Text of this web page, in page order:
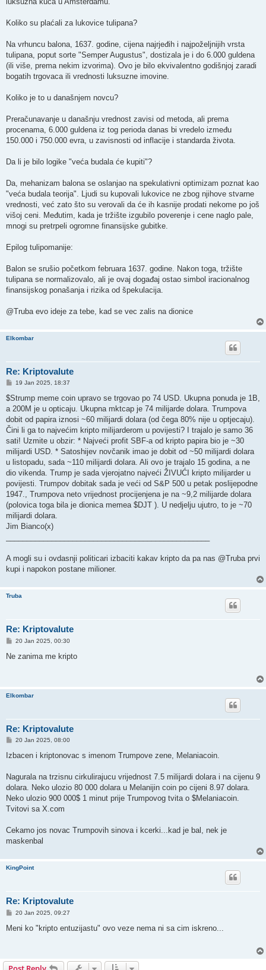
Koliko su plaćali za lukovice tulipana?
Na vrhuncu balona, 1637. godine, cijena najrjeđih i najpoželjnijih vrsta
tulipana, poput sorte "Semper Augustus", dostizala je i do 6.000 guldena
(ili više, prema nekim izvorima). Ovo je bilo ekvivalentno godišnjoj zaradi
bogatih trgovaca ili vrednosti luksuzne imovine.
Koliko je to u današnjem novcu?
Preračunavanje u današnju vrednost zavisi od metoda, ali prema
procenama, 6.000 guldena iz tog perioda danas bi vredelo između
150.000 i 750.000 evra, u zavisnosti od inflacije i standarda života.
Da li je bilo logike "veća budala će kupiti"?
Da, mehanizam balona se oslanjao na spekulativni optimizam poznat kao
"veća budala teorija". Ljudi su kupovali lukovice ne zbog njihove stvarne
vrednosti, već zato što su verovali da će ih kasnije prodati nekome po još
višoj ceni. Međutim, kada je tržište izgubilo poverenje i cene naglo pale,
mnogi su pretrpeli ogromne finansijske gubitke.
Epilog tulipomanije:
Balon se srušio početkom februara 1637. godine. Nakon toga, tržište
tulipana se normalizovalo, ali je ovaj događaj ostao simbol iracionalnog
finansijskog ponašanja i rizika od špekulacija.
@Truba evo ideje za tebe, kad se vec zalis na dionice
Elkombar
Re: Kriptovalute
P
s
19 Jan 2025, 18:37
$Strump meme coin upravo se trgovao po 74 USD. Ukupna ponuda je 1B,
a 200M je u opticaju. Ukupna mktcap je 74 milijarde dolara. Trumpova
dobit od papira iznosi ~60 milijardi dolara (od čega 80% nije u optjecaju).
Čini li ga to najvećim kripto milijarderom u povijesti? I trajalo je samo 36
sati! Uzmite u obzir: * Najveći profit SBF-a od kripto papira bio je ~30
milijardi USD. * Satoshijev novčanik imao je dobit od ~50 milijardi dolara
u listopadu, sada ~110 milijardi dolara. Ali ovo je trajalo 15 godina, a ne
dio vikenda. Trump je sada vjerojatno najveći ŽIVUĆI kripto milijarder u
povijesti. Trumpov dobitak sada je veći od S&P 500 u petak poslijepodne
1947., Trumpova neto vrijednost procijenjena je na ~9,2 milijarde dolara
(polovica toga bila je dionica memea $DJT ). U nedjelju ujutro, to je ~70
milijardi dolara.
Jim Bianco(x)
A mogli su i ovdasnji politicari izbaciti kakav kripto da pa nas @Truba prvi
kupi i napokon postane milioner.
Truba
Re: Kriptovalute
P
s
20 Jan 2025, 00:30
Ne zanima me kripto
Elkombar
Re: Kriptovalute
P
s
20 Jan 2025, 08:00
Izbacen i kriptonovac s imenom Trumpove zene, Melaniacoin.
Nagurala na trzisnu cirkulirajucu vrijednost 7.5 milijardi dolara i na cijenu 9
dolara. Neko ulozio 80 000 dolara u Melanijin coin po cijeni 8.97 dolara.
Neko ulozio 900 000$ 1 minut prije Trumpovog tvita o $Melaniacoin.
Tvitovi sa X.com
Cekamo jos novac Trumpovih sinova i kcerki...kad je bal, nek je
maskenbal
KingPoint
Re: Kriptovalute
P
s
20 Jan 2025, 09:27
Meni ko "kripto entuzijastu" ovo veze nema ni sa cim iskreno...